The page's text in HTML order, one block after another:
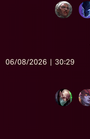
06/08/2026 | 30:29